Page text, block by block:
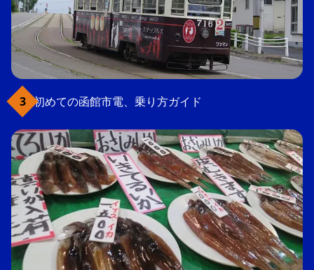
初めての函館市電、乗り方ガイド